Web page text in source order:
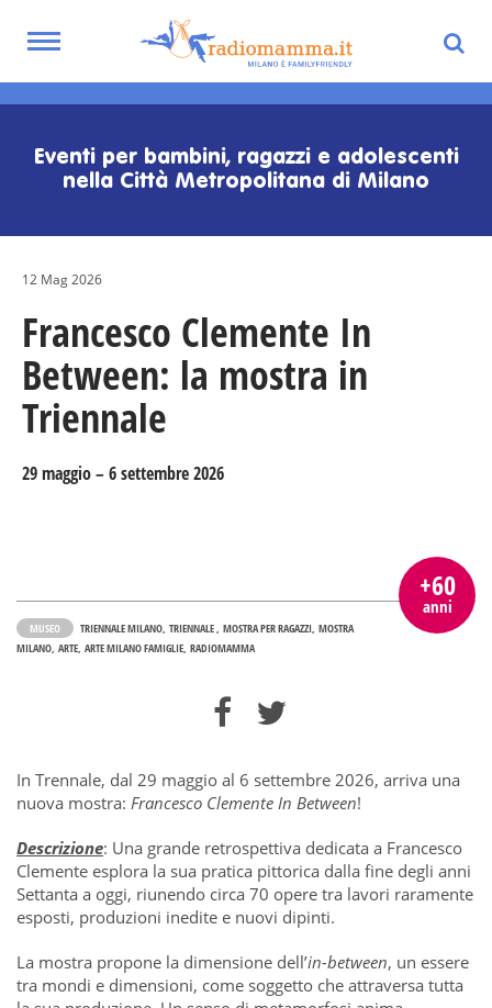
content
Toggle
Eventi per bambini, ragazzi e adolescenti
nella Città Metropolitana di Milano
12 Mag 2026
Francesco Clemente In
Between: la mostra in
Triennale
29 maggio – 6 settembre 2026
+60
anni
MUSEO TRIENNALE MILANO TRIENNALE MOSTRA PER RAGAZZI MOSTRA
MILANO ARTE ARTE MILANO FAMIGLIE RADIOMAMMA
In Trennale, dal 29 maggio al 6 settembre 2026, arriva una
nuova mostra: Francesco Clemente In Between!
Descrizione: Una grande retrospettiva dedicata a Francesco
Clemente esplora la sua pratica pittorica dalla fine degli anni
Settanta a oggi, riunendo circa 70 opere tra lavori raramente
esposti, produzioni inedite e nuovi dipinti.
La mostra propone la dimensione dell’in-between, un essere
tra mondi e dimensioni, come soggetto che attraversa tutta